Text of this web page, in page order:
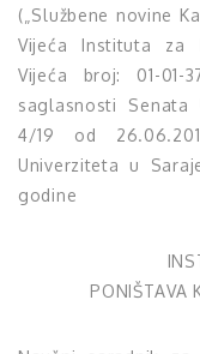
(„Službene novine
Vijeća Instituta za
Vijeća broj: 01-
saglasnosti Senata
4/19 od
Univerziteta u
godine
PONIŠTAVA